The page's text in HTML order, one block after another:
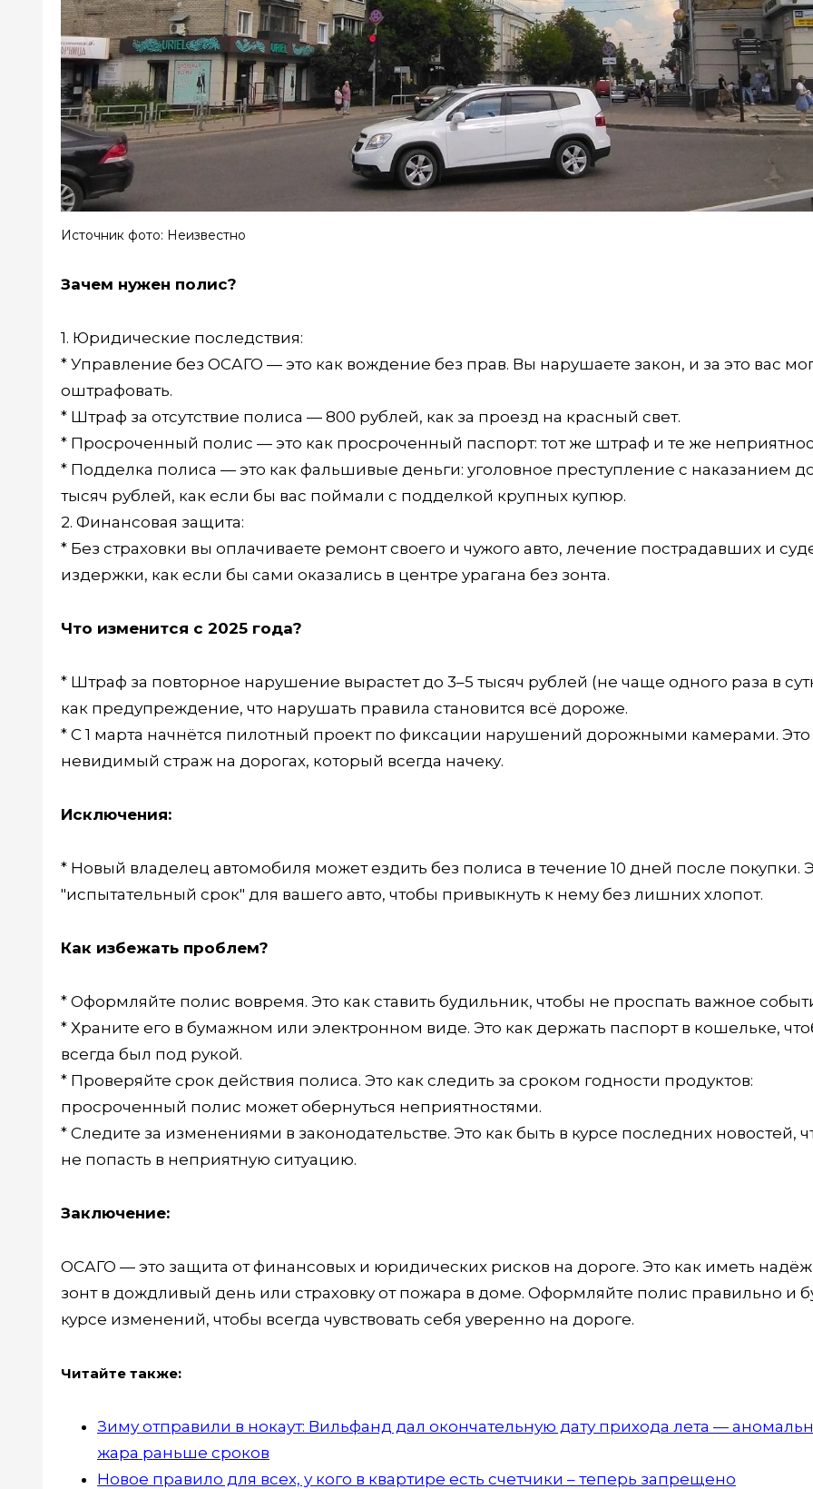
Источник фото: Неизвестно
Зачем нужен полис?
1. Юридические последствия:
* Управление без ОСАГО — это как вождение без прав. Вы нарушаете закон, и за это вас
оштрафовать.
* Штраф за отсутствие полиса — 800 рублей, как за проезд на красный свет.
* Просроченный полис — это как просроченный паспорт: тот же штраф и те же
* Подделка полиса — это как фальшивые деньги: уголовное преступление с наказанием
тысяч рублей, как если бы вас поймали с подделкой крупных купюр.
2. Финансовая защита:
* Без страховки вы оплачиваете ремонт своего и чужого авто, лечение пострадавших и
издержки, как если бы сами оказались в центре урагана без зонта.
Что изменится с 2025 года?
* Штраф за повторное нарушение вырастет до 3–5 тысяч рублей (не чаще одного раза в
как предупреждение, что нарушать правила становится всё дороже.
* С 1 марта начнётся пилотный проект по фиксации нарушений дорожными камерами. Это
невидимый страж на дорогах, который всегда начеку.
Исключения:
* Новый владелец автомобиля может ездить без полиса в течение 10 дней после покупки.
"испытательный срок" для вашего авто, чтобы привыкнуть к нему без лишних хлопот.
Как избежать проблем?
* Оформляйте полис вовремя. Это как ставить будильник, чтобы не проспать важное
* Храните его в бумажном или электронном виде. Это как держать паспорт в кошельке,
всегда был под рукой.
* Проверяйте срок действия полиса. Это как следить за сроком годности продуктов:
просроченный полис может обернуться неприятностями.
* Следите за изменениями в законодательстве. Это как быть в курсе последних новостей,
не попасть в неприятную ситуацию.
Заключение:
ОСАГО — это защита от финансовых и юридических рисков на дороге. Это как иметь
зонт в дождливый день или страховку от пожара в доме. Оформляйте полис правильно и
курсе изменений, чтобы всегда чувствовать себя уверенно на дороге.
Читайте также:
Зиму отправили в нокаут: Вильфанд дал окончательную дату прихода лета —
жара раньше сроков
Новое правило для всех, у кого в квартире есть счетчики – теперь запрещено